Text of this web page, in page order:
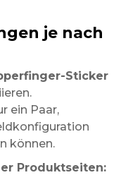
je nach
Sticker
ein Paar,
können.
Produktseiten: